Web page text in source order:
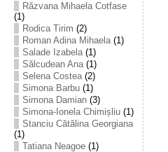
Răzvana Mihaela Cotfase
(1)
Rodica Tirim (2)
Roman Adina Mihaela(1)
Salade Izabela(1)
Sălcudean Ana(1)
Selena Costea(2)
Simona Barbu(1)
Simona Damian(3)
Simona-Ionela Chimișliu(1)
Stanciu Cătălina Georgiana
(1)
Tatiana Neagoe(1)